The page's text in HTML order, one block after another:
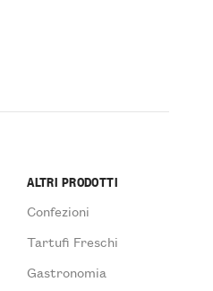
ALTRI PRODOTTI
Confezioni
Tartufi Freschi
Gastronomia